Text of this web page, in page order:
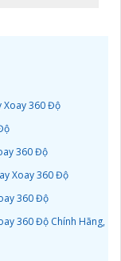
Xoay 360 Độ
360 Độ
Xoay 360 Độ
360 Độ
360 Độ Chính Hãng,